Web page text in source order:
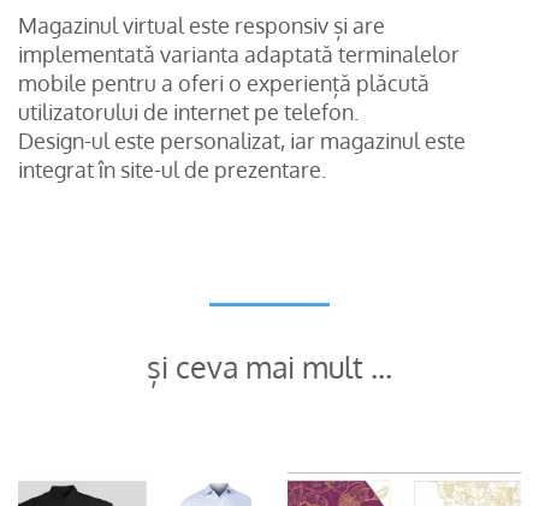
Magazinul virtual este responsiv și are
implementată varianta adaptată terminalelor
mobile pentru a oferi o experiență plăcută
utilizatorului de internet pe telefon.
Design-ul este personalizat, iar magazinul este
integrat în site-ul de prezentare.
și ceva mai mult …